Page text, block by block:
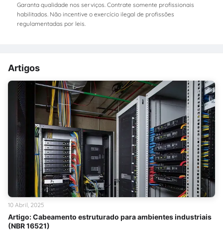
Garanta qualidade nos serviços. Contrate somente profissionais
habilitados. Não incentive o exercício ilegal de profissões
regulamentadas por leis.
Artigos
Artigo: Cabeamento estruturado para ambientes industriais
(NBR 16521)
10 Abril, 2025